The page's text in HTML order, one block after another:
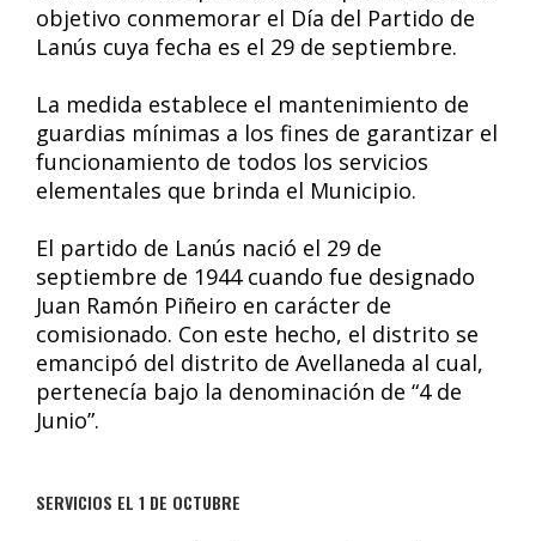
objetivo conmemorar el Día del Partido de
Lanús cuya fecha es el 29 de septiembre.
La medida establece el mantenimiento de
guardias mínimas a los fines de garantizar el
funcionamiento de todos los servicios
elementales que brinda el Municipio.
El partido de Lanús nació el 29 de
septiembre de 1944 cuando fue designado
Juan Ramón Piñeiro en carácter de
comisionado. Con este hecho, el distrito se
emancipó del distrito de Avellaneda al cual,
pertenecía bajo la denominación de “4 de
Junio”.
SERVICIOS EL 1 DE OCTUBRE